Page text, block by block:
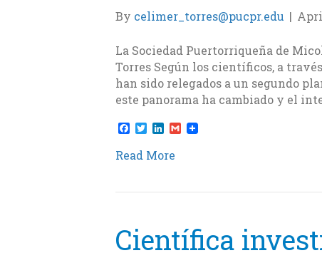
By celimer_torres@pucpr.edu |
La Sociedad Puertorriqueña de
Torres Según los científicos, a
han sido relegados a un segundo
este panorama ha cambiado y el
F
a
c
e
o
T
w
i
t
r
L
n
k
I
G
m
Read More
Científica